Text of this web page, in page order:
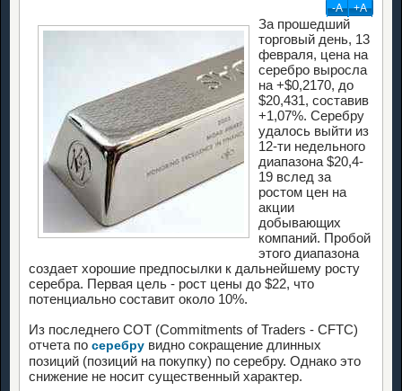
-А +А
За прошедший
торговый день, 13
февраля, цена на
серебро выросла
на +$0,2170, до
$20,431, составив
+1,07%. Серебру
удалось выйти из
12-ти недельного
диапазона $20,4-
19 вслед за
ростом цен на
акции
добывающих
компаний. Пробой
этого диапазона
создает хорошие предпосылки к дальнейшему росту
серебра. Первая цель - рост цены до $22, что
потенциально составит около 10%.
Из последнего COT (Commitments of Traders - CFTC)
отчета по серебру видно сокращение длинных
позиций (позиций на покупку) по серебру. Однако это
снижение не носит существенный характер.